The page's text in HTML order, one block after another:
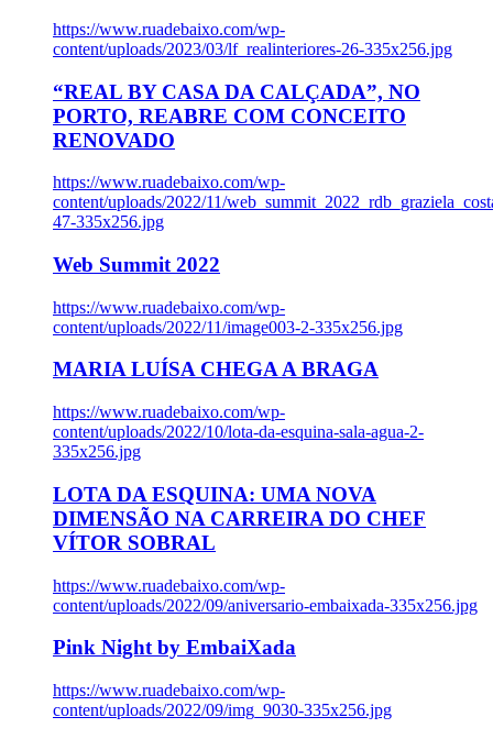
https://www.ruadebaixo.com/wp-
content/uploads/2023/03/lf_realinteriores-26-335x256.jpg
“REAL BY CASA DA CALÇADA”, NO
PORTO, REABRE COM CONCEITO
RENOVADO
https://www.ruadebaixo.com/wp-
content/uploads/2022/11/
47-335x256.jpg
Web Summit 2022
https://www.ruadebaixo.com/wp-
content/uploads/2022/11/image003-2-335x256.jpg
MARIA LUÍSA CHEGA A BRAGA
https://www.ruadebaixo.com/wp-
content/uploads/2022/10/lota-da-esquina-sala-agua-2-
335x256.jpg
LOTA DA ESQUINA: UMA NOVA
DIMENSÃO NA CARREIRA DO CHEF
VÍTOR SOBRAL
https://www.ruadebaixo.com/wp-
content/uploads/2022/09/aniversario-embaixada-335x256.jpg
Pink Night by EmbaiXada
https://www.ruadebaixo.com/wp-
content/uploads/2022/09/img_9030-335x256.jpg